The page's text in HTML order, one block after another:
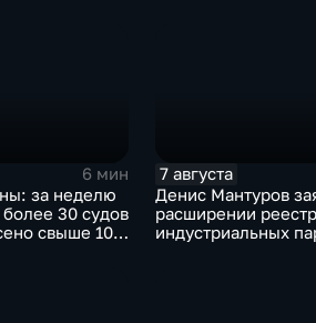
6 мин
за неделю
30 судов
свыше 10
7 августа
Денис Мантуров
расширении
индустриальных